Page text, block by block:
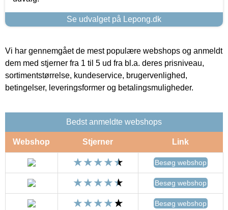
Se udvalget på Lepong.dk
Vi har gennemgået de mest populære webshops og anmeldt
dem med stjerner fra 1 til 5 ud fra bl.a. deres prisniveau,
sortimentstørrelse, kundeservice, brugervenlighed,
betingelser, leveringsformer og betalingsmuligheder.
Bedst anmeldte webshops
Webshop Stjerner Link
Besøg webshop
Besøg webshop
Besøg webshop